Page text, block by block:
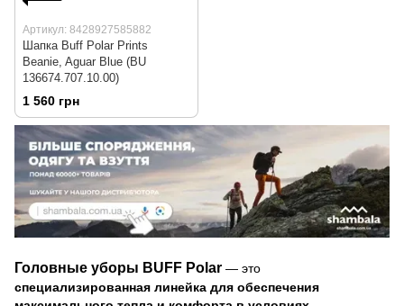
Артикул: 8428927585882
Шапка Buff Polar Prints
Beanie, Aguar Blue (BU
136674.707.10.00)
1 560 грн
Головные уборы BUFF Polar — это
специализированная линейка для обеспечения